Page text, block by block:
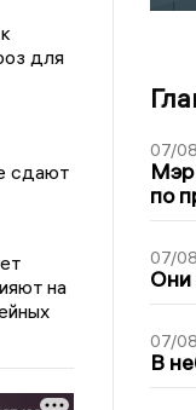
для
сдают
на
07/
Мэр
по
07/
Они
07/
В